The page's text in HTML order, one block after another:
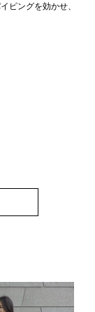
ピングを効かせ、